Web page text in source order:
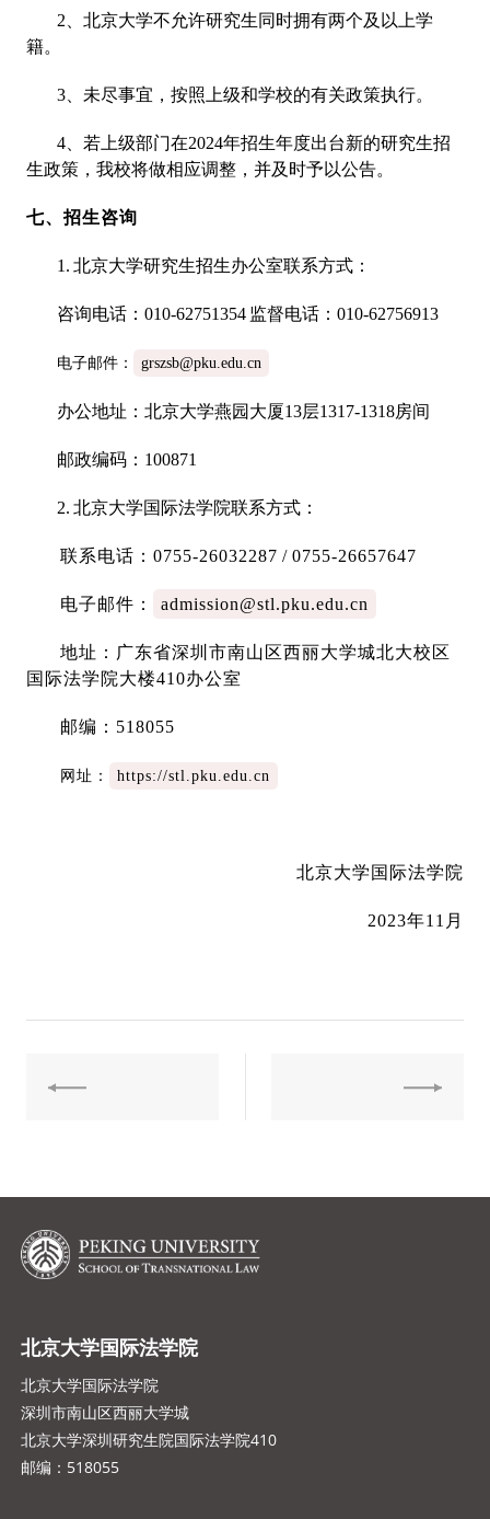
2、北京大学不允许研究生同时拥有两个及以上学
籍。
3、未尽事宜，按照上级和学校的有关政策执行。
4、若上级部门在2024年招生年度出台新的研究生招
生政策，我校将做相应调整，并及时予以公告。
七、招生咨询
1. 北京大学研究生招生办公室联系方式：
咨询电话：010-62751354 监督电话：010-62756913
电子邮件： grszsb@pku.edu.cn
办公地址：北京大学燕园大厦13层1317-1318房间
邮政编码：100871
2. 北京大学国际法学院联系方式：
联系电话：0755-26032287 / 0755-26657647
电子邮件： admission@stl.pku.edu.cn
地址：广东省深圳市南山区西丽大学城北大校区
国际法学院大楼410办公室
邮编：518055
网址： https://stl.pku.edu.cn
北京大学国际法学院
2023年11月
北京大学国际法学院
北京大学国际法学院
深圳市南山区西丽大学城
北京大学深圳研究生院国际法学院410
邮编：518055